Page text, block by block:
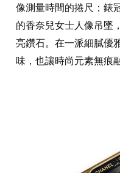
像測量時間的捲尺；錶
的香奈兒女士人像吊墜
亮鑽石。在一派細膩優
味，也讓時尚元素無痕